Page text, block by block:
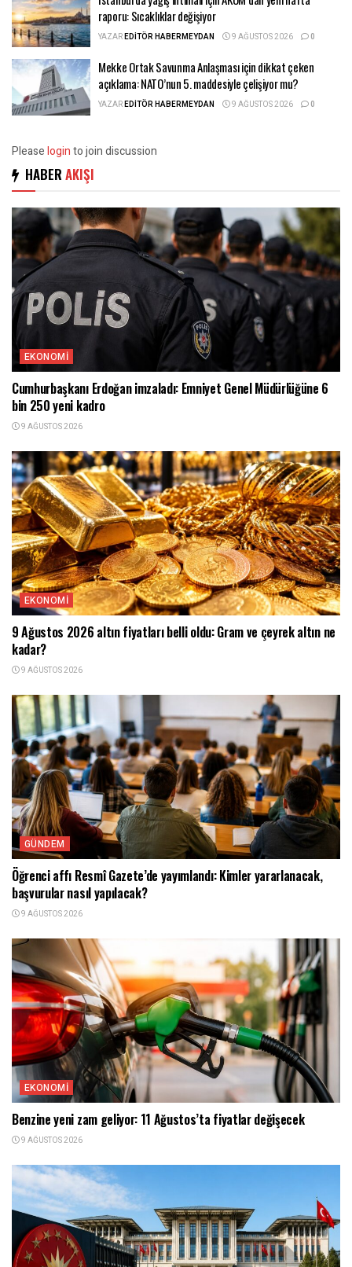
raporu: Sıcaklıklar değişiyor
YAZAREDITÖR HABERMEYDAN 9 AĞUSTOS 2026 0
Mekke Ortak Savunma Anlaşması için dikkat çeken
açıklama: NATO’nun 5. maddesiyle çelişiyor mu?
YAZAREDITÖR HABERMEYDAN 9 AĞUSTOS 2026 0
Pleaseloginto join discussion
HABER AKIŞI
EKONOMI
Cumhurbaşkanı Erdoğan imzaladı: Emniyet Genel Müdürlüğüne 6
bin 250 yeni kadro
9 AĞUSTOS 2026
EKONOMI
9 Ağustos 2026 altın fiyatları belli oldu: Gram ve çeyrek altın ne
kadar?
9 AĞUSTOS 2026
GÜNDEM
Öğrenci affı Resmî Gazete’de yayımlandı: Kimler yararlanacak,
başvurular nasıl yapılacak?
9 AĞUSTOS 2026
EKONOMI
Benzine yeni zam geliyor: 11 Ağustos’ta fiyatlar değişecek
9 AĞUSTOS 2026